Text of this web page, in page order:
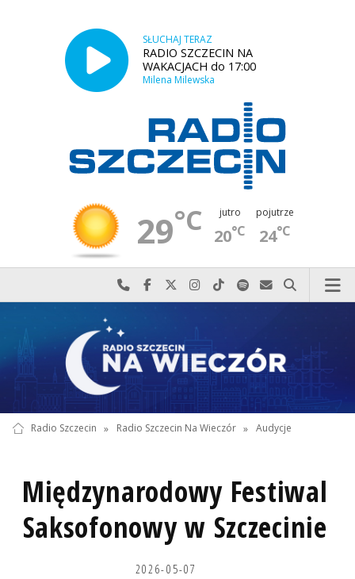
SŁUCHAJ TERAZ
RADIO SZCZECIN NA
WAKACJACH do 17:00
Milena Milewska
29°C jutro
20°C
pojutrze
24°C
Najlepiej po prostu do nas zadzwoń
Odwiedź nas na Facebook-u
Odwiedź nas na X
Odwiedź nas na Instagram-ie
Odwiedź nas na TikTok-u
Szukaj nas na Spotify
Wyślij do nas
Szukaj
Radio Szczecin » Radio Szczecin Na Wieczór » Audycje
Międzynarodowy Festiwal
Saksofonowy w Szczecinie
2026-05-07